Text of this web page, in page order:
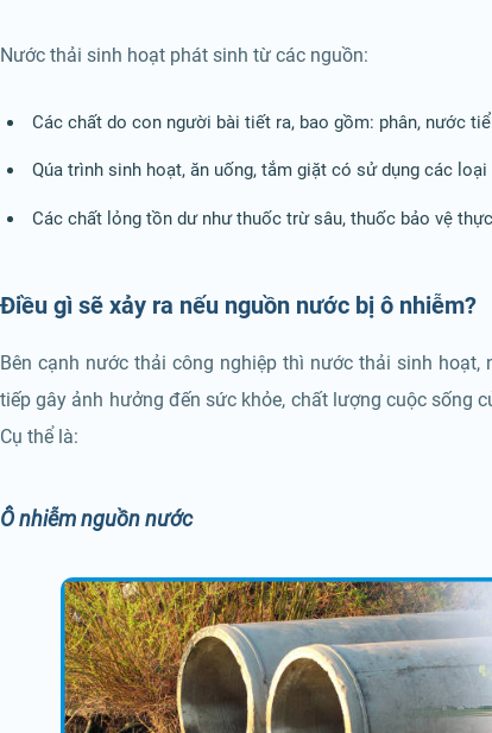
Nước thải sinh hoạt phát sinh từ các nguồn:
Các chất do con người bài tiết ra, bao gồm: phân, nước
Qúa trình sinh hoạt, ăn uống, tắm giặt có sử dụng các loại
Các chất lỏng tồn dư như thuốc trừ sâu, thuốc bảo vệ
Điều gì sẽ xảy ra nếu nguồn nước bị ô nhiễm?
Bên cạnh nước thải công nghiệp thì nước thải sinh
tiếp gây ảnh hưởng đến sức khỏe, chất lượng cuộc sống
Cụ thể là:
Ô nhiễm nguồn nước